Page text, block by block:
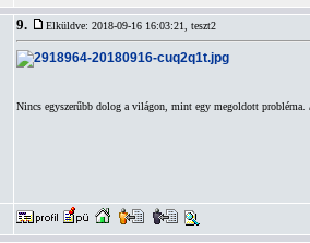
9. Elküldve: 2018-09-16 16:03:21, teszt2
Nincs egyszerűbb dolog a világon, mint egy megoldott probléma.